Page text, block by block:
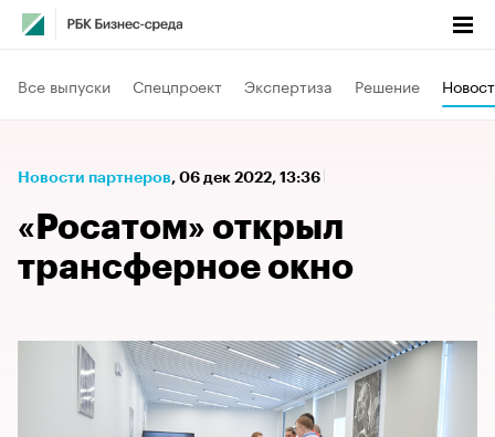
Все выпуски Спецпроект Экспертиза Решение
Новости партнеров⁠, 06 дек 2022, 13:36
«Росатом» открыл
трансферное окно